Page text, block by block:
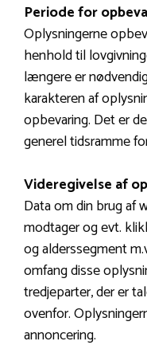
Periode for
Oplysningerne
henhold til
længere er
karakteren af
opbevaring. Det er
generel tidsramme
Videregivelse af
Data om din brug af
modtager og evt.
og alderssegment
omfang disse
tredjeparter, der er
ovenfor.
annoncering.